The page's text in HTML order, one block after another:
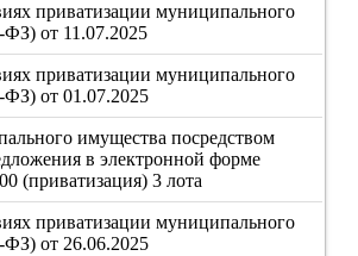
приватизации муниципального
от 11.07.2025
приватизации муниципального
от 01.07.2025
имущества посредством
в электронной форме
(приватизация) 3 лота
приватизации муниципального
от 26.06.2025